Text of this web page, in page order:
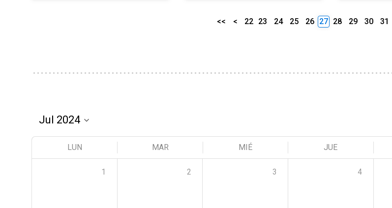
<< < 22 23 24 25 26 27 28 29 30 31
LUN MAR MIÉ JUE
1 2 3 4